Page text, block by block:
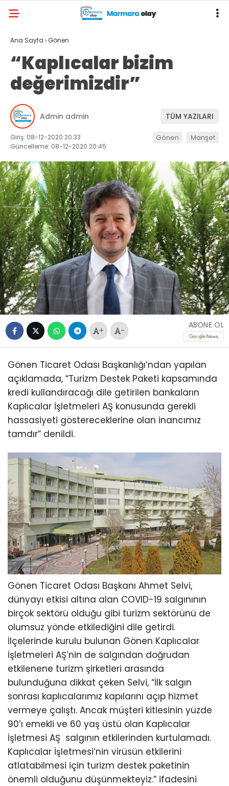
Ana Sayfa ›Gönen
“Kaplıcalar bizim
değerimizdir”
Admin admin TÜM YAZILARI
Giriş: 08-12-2020 20:33
Güncelleme: 08-12-2020 20:45
Gönen Manşet
+ -
ABONE OL
Gönen Ticaret Odası Başkanlığı’ndan yapılan
açıklamada, “Turizm Destek Paketi kapsamında
kredi kullandıracağı dile getirilen bankaların
Kaplıcalar İşletmeleri AŞ konusunda gerekli
hassasiyeti göstereceklerine olan inancımız
tamdır” denildi.
Gönen Ticaret Odası Başkanı Ahmet Selvi,
dünyayı etkisi altına alan COVID-19 salgınının
birçok sektörü olduğu gibi turizm sektörünü de
olumsuz yönde etkilediğini dile getirdi.
İlçelerinde kurulu bulunan Gönen Kaplıcalar
İşletmeleri AŞ’nin de salgından doğrudan
etkilenene turizm şirketleri arasında
bulunduğuna dikkat çeken Selvi, “İlk salgın
sonrası kaplıcalarımız kapılarını açıp hizmet
vermeye çalıştı. Ancak müşteri kitlesinin yüzde
90’ı emekli ve 60 yaş üstü olan Kaplıcalar
İşletmesi AŞ salgının etkilerinden kurtulamadı.
Kaplıcalar İşletmesi’nin virüsün etkilerini
atlatabilmesi için turizm destek paketinin
önemli olduğunu düşünmekteyiz.” ifadesini